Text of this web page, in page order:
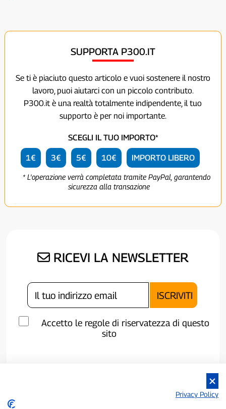
SUPPORTA P300.IT
Se ti è piaciuto questo articolo e vuoi sostenere il nostro
lavoro, puoi aiutarci con un piccolo contributo.
P300.it è una realtà totalmente indipendente, il tuo
supporto è per noi importante.
SCEGLI IL TUO IMPORTO*
1€ 3€ 5€ 10€ IMPORTO LIBERO
* L'operazione verrà completata tramite PayPal, garantendo
sicurezza alla transazione
RICEVI LA NEWSLETTER
Accetto le regole di riservatezza di questo
sito
Privacy Policy